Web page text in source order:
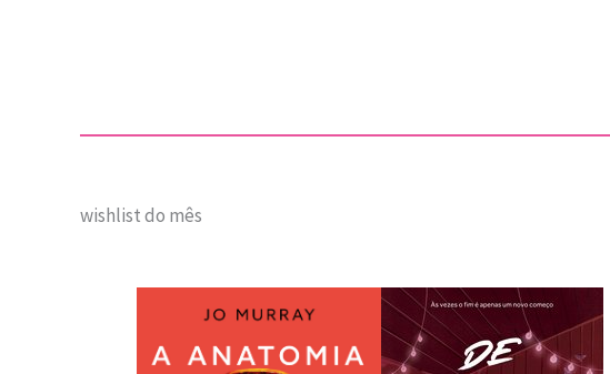
wishlist do mês